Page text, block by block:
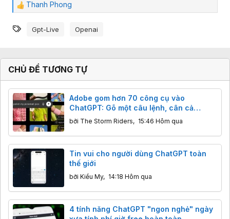
C
m
c
:
Thanh Phong
Từ khóa
Gpt-Live Openai
CHỦ ĐỀ TƯƠNG TỰ
Adobe gom hơn 70 công cụ vào
ChatGPT: Gõ một câu lệnh, cân cả
Photoshop lẫn Premiere
bởi The Storm Riders, 15:46 Hôm qua
Tin vui cho người dùng ChatGPT toàn
thế giới
bởi Kiều My, 14:18 Hôm qua
4 tính năng ChatGPT "ngon nghẻ" ngày